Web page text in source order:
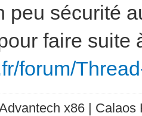
peu sécurité
faire suite
forum/
x86 |